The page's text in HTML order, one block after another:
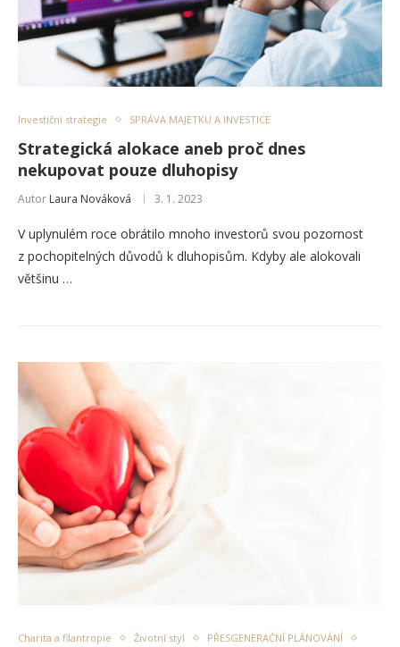
Investiční strategie SPRÁVA MAJETKU A INVESTICE
Strategická alokace aneb proč dnes
nekupovat pouze dluhopisy
Autor Laura Nováková 3. 1. 2023
V uplynulém roce obrátilo mnoho investorů svou pozornost
z pochopitelných důvodů k dluhopisům. Kdyby ale alokovali
většinu …
Charita a filantropie Životní styl
PŘESGENERAČNÍ PLÁNOVÁNÍ